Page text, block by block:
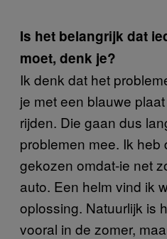
Is het belangrijk dat
moet, denk je?
Ik denk dat het
je met een blauwe
rijden. Die gaan dus
problemen mee. Ik heb
gekozen omdat-ie net
auto. Een helm vind ik
oplossing. Natuurlijk is
vooral in de zomer,